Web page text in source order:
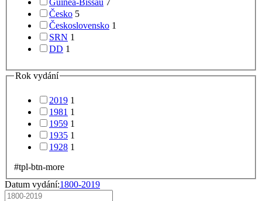
Guinea-Bissau 7
Česko 5
Československo 1
SRN 1
DD 1
Rok vydání
2019 1
1981 1
1959 1
1935 1
1928 1
#tpl-btn-more
Datum vydání:1800-2019